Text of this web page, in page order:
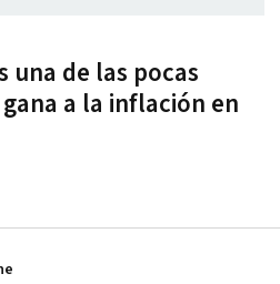
una de las pocas
a la inflación en